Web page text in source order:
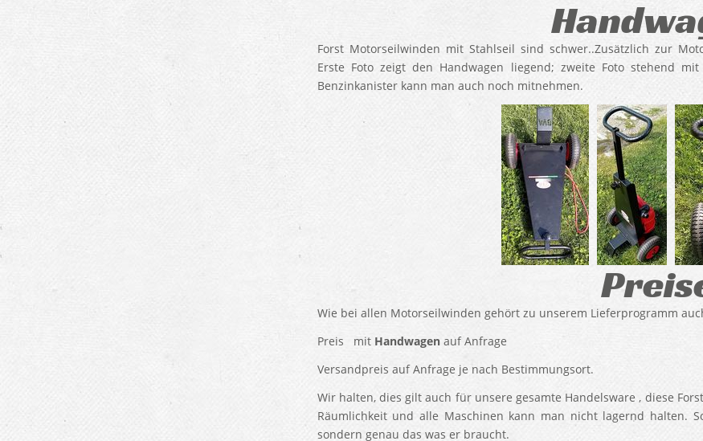
Forst Motorseilwinden mit Stahlseil sind schwer..Zusätzlich zur
Erste Foto zeigt den Handwagen liegend; zweite Foto stehend
Benzinkanister kann man auch noch mitnehmen.
Wie bei allen Motorseilwinden gehört zu unserem Lieferprogramm
Preis mit Handwagenauf Anfrage
Versandpreis auf Anfrage je nach Bestimmungsort.
Wir halten, dies gilt auch für unsere gesamte Handelsware , diese
Räumlichkeit und alle Maschinen kann man nicht lagernd halten.
sondern genau das was er braucht.